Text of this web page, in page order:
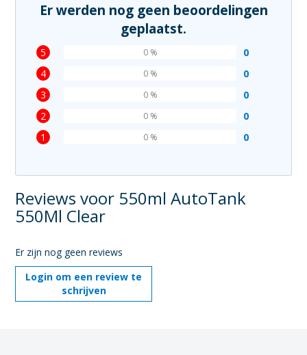
Er werden nog geen beoordelingen
geplaatst.
5 0
0 %
4 0
0 %
3 0
0 %
2 0
0 %
1 0
0 %
Reviews voor 550ml AutoTank
550Ml Clear
Er zijn nog geen reviews
Login om een review te
schrijven